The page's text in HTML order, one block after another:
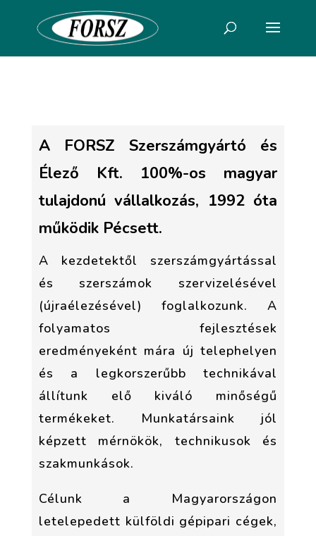
A FORSZ Szerszámgyártó és
Élező Kft. 100%-os magyar
tulajdonú vállalkozás, 1992 óta
működik Pécsett.
A kezdetektől szerszámgyártással
és szerszámok szervizelésével
(újraélezésével) foglalkozunk. A
folyamatos fejlesztések
eredményeként mára új telephelyen
és a legkorszerűbb technikával
állítunk elő kiváló minőségű
termékeket. Munkatársaink jól
képzett mérnökök, technikusok és
szakmunkások.
Célunk a Magyarországon
letelepedett külföldi gépipari cégek,